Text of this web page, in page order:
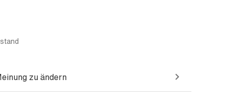
zu ändern